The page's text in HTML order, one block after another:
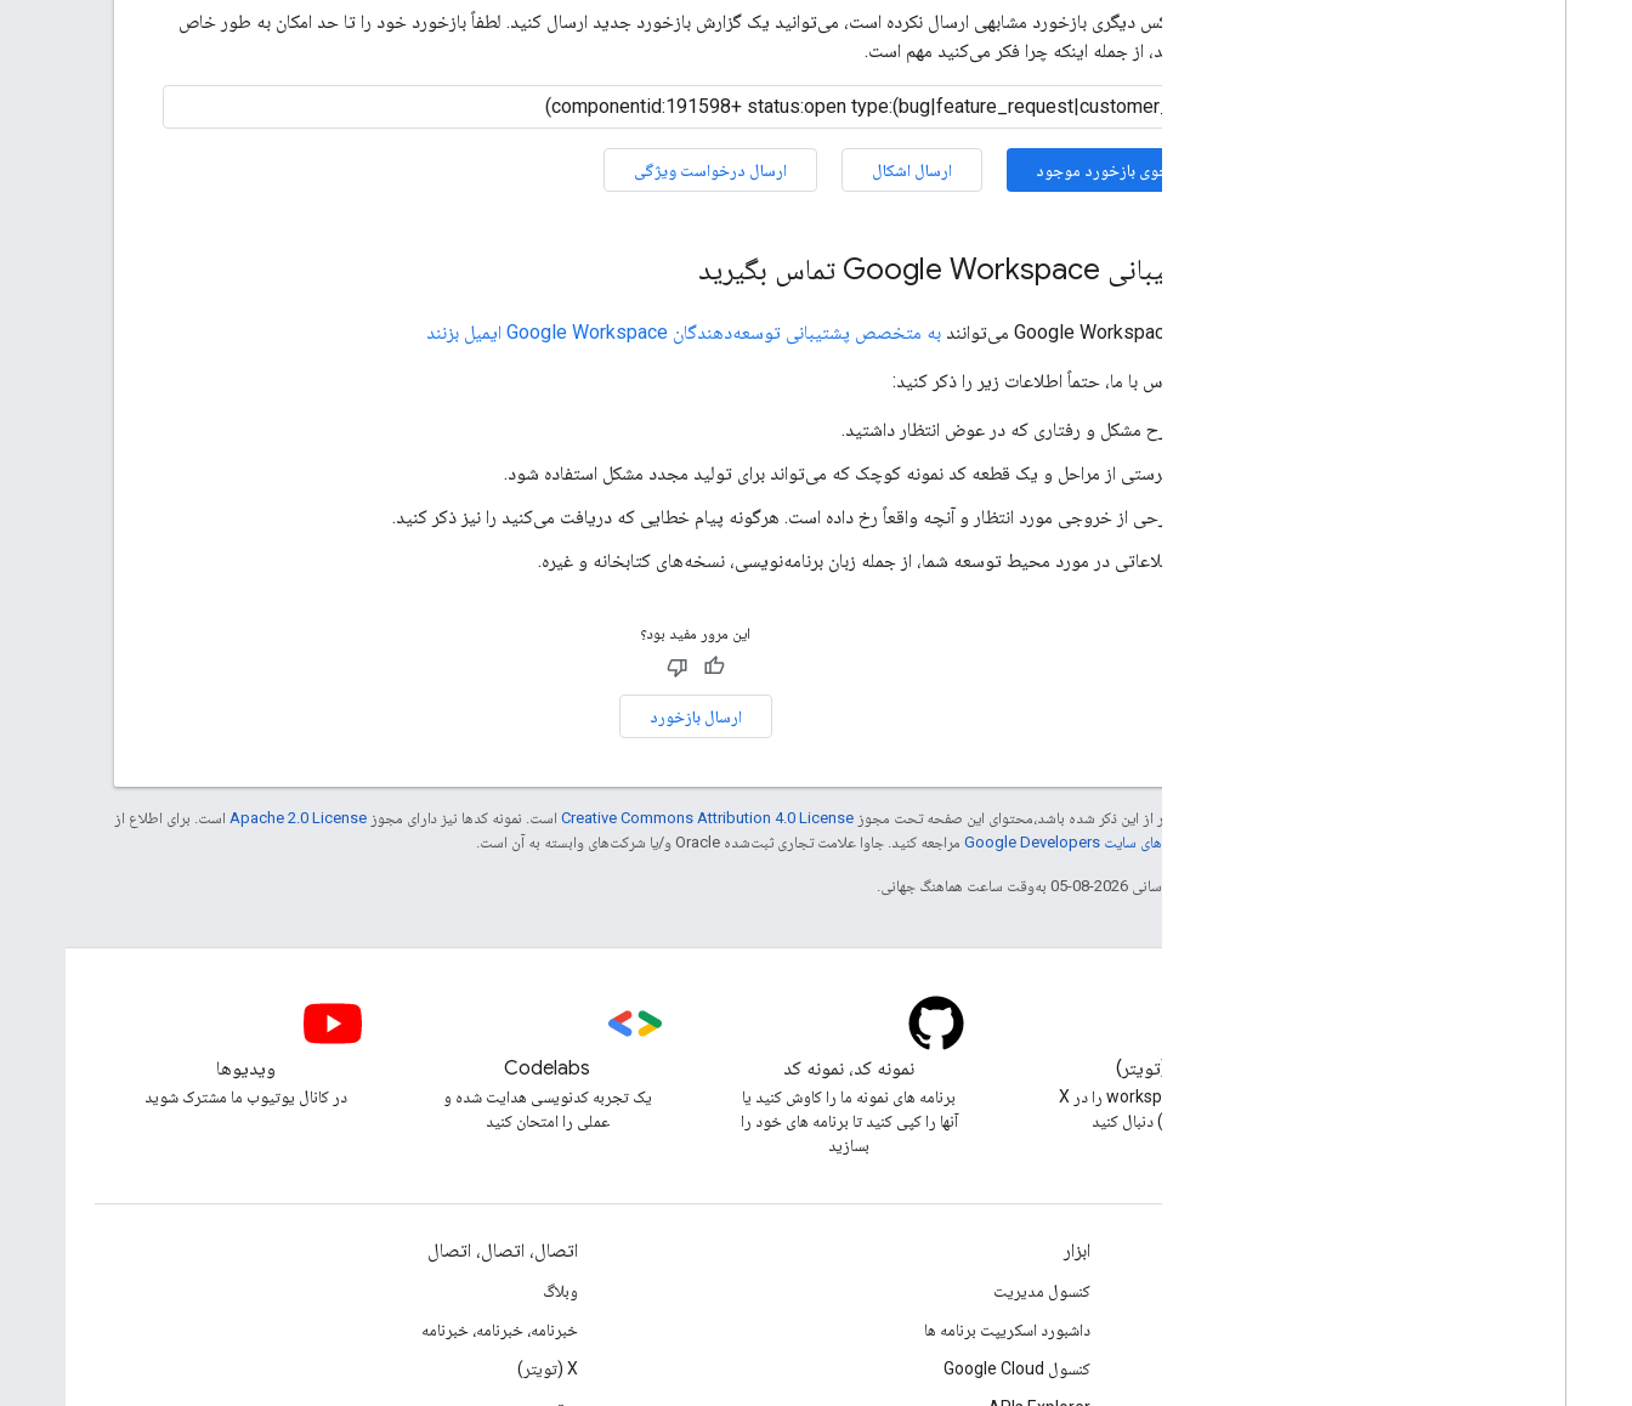
اگر هیچ کس دیگری بازخورد مشابهی ارسال نکرده است، می‌توانید یک گزارش بازخورد جدید ارسال کنید. لطفاً بازخورد خود را تا حد امکان به طور خاص
شرح دهید، از جمله اینکه چرا فکر می‌کنید مهم است.
جستجوی بازخورد موجود ارسال اشکال ارسال درخواست ویژگی
با پشتیبانی Google Workspace تماس بگیرید
به متخصص پشتیبانی توسعه‌دهندگان Google Workspace ایمیل بزنند
هنگام تماس با ما، حتماً اطلاعات زیر را ذکر کنید:
شرح مشکل و رفتاری که در عوض انتظار داشتید.
فهرستی از مراحل و یک قطعه کد نمونه کوچک که می‌تواند برای تولید مجدد مشکل استفاده شود.
شرحی از خروجی مورد انتظار و آنچه واقعاً رخ داده است. هرگونه پیام خطایی که دریافت می‌کنید را نیز ذکر کنید.
اطلاعاتی در مورد محیط توسعه شما، از جمله زبان برنامه‌نویسی، نسخه‌های کتابخانه و غیره.
این مرور مفید بود؟
ارسال بازخورد
جز در مواردی که غیر از این ذکر شده باشد،‌محتوای این صفحه تحت مجوز Creative Commons Attribution 4.0 License است. نمونه کدها نیز دارای مجوز Apache 2.0 License است. برای اطلاع از
خطمشی‌های سایت Google Developers‏ مراجعه کنید. جاوا علامت تجاری ثبت‌شده Oracle و/یا شرکت‌های وابسته به آن است.
تاریخ آخرین به‌روزرسانی 2026-08-05 به‌وقت ساعت هماهنگ جهانی.
@workspacedevs را در X
(توئیتر) دنبال کنید
نمونه کد، نمونه کد
برنامه های نمونه ما را کاوش کنید یا
آنها را کپی کنید تا برنامه های خود را
بسازید
Codelabs
یک تجربه کدنویسی هدایت شده و
عملی را امتحان کنید
ویدیوها
در کانال یوتیوب ما مشترک شوید
ابزار
کنسول مدیریت
داشبورد اسکریپت برنامه ها
کنسول Google Cloud
اتصال، اتصال، اتصال
وبلاگ
خبرنامه، خبرنامه، خبرنامه
X (تویتر)